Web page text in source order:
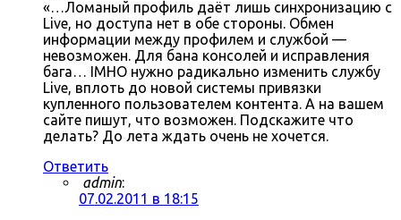
«…Ломаный профиль даёт лишь синхронизацию с
Live, но доступа нет в обе стороны. Обмен
информации между профилем и службой —
невозможен. Для бана консолей и исправления
бага… IMHO нужно радикально изменить службу
Live, вплоть до новой системы привязки
купленного пользователем контента. А на вашем
сайте пишут, что возможен. Подскажите что
делать? До лета ждать очень не хочется.
Ответить
admin:
07.02.2011 в 18:15